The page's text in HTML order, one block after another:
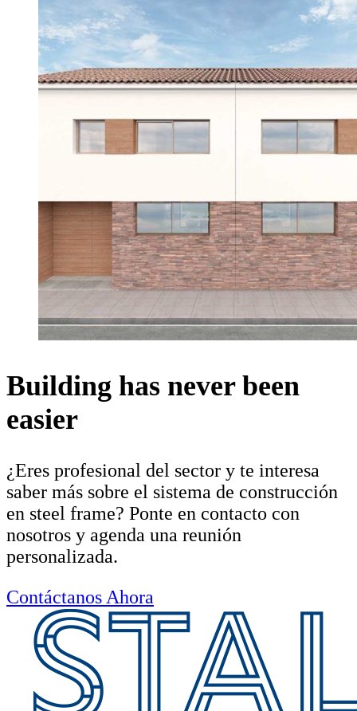
Building has never been
easier
¿Eres profesional del sector y te interesa
saber más sobre el sistema de construcción
en steel frame? Ponte en contacto con
nosotros y agenda una reunión
personalizada.
Contáctanos Ahora